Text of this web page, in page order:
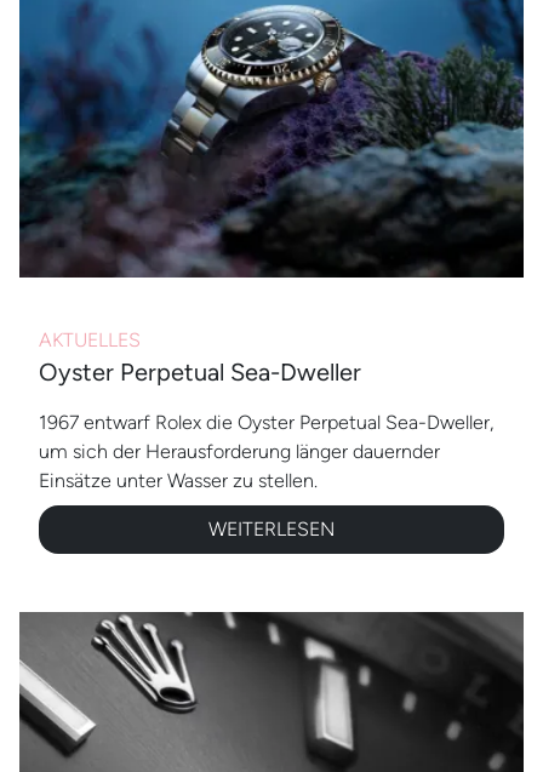
AKTUELLES
Oyster Perpetual Sea-Dweller
1967 entwarf Rolex die Oyster Perpetual Sea-Dweller,
um sich der Herausforderung länger dauernder
Einsätze unter Wasser zu stellen.
WEITERLESEN